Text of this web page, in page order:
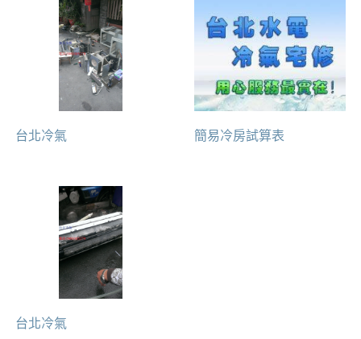
台北冷氣 簡易冷房試算表
台北冷氣